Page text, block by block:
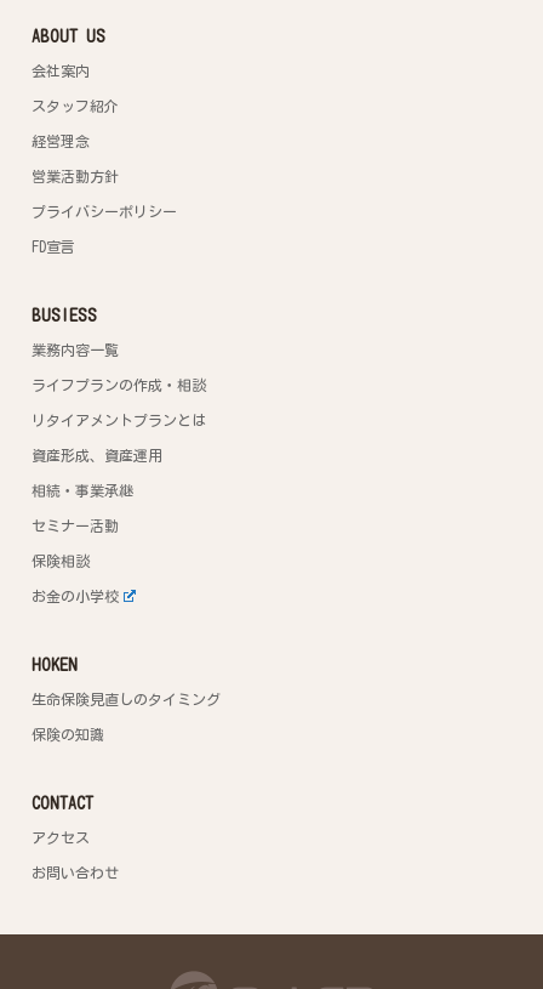
ABOUT US
会社案内
スタッフ紹介
経営理念
営業活動方針
プライバシーポリシー
FD宣言
BUSIESS
業務内容一覧
ライフプランの作成・相談
リタイアメントプランとは
資産形成、資産運用
相続・事業承継
セミナー活動
保険相談
お金の小学校
HOKEN
生命保険見直しのタイミング
保険の知識
CONTACT
アクセス
お問い合わせ